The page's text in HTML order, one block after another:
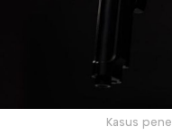
Kasus